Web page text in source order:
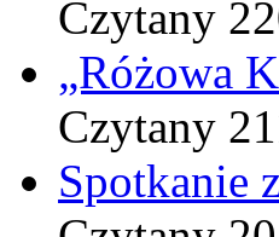
Czytany
„Różowa
Czytany
Spotkanie